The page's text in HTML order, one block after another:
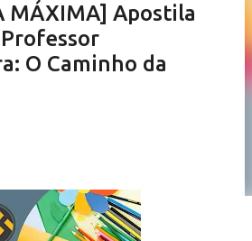
MÁXIMA] Apostila
Professor
O Caminho da